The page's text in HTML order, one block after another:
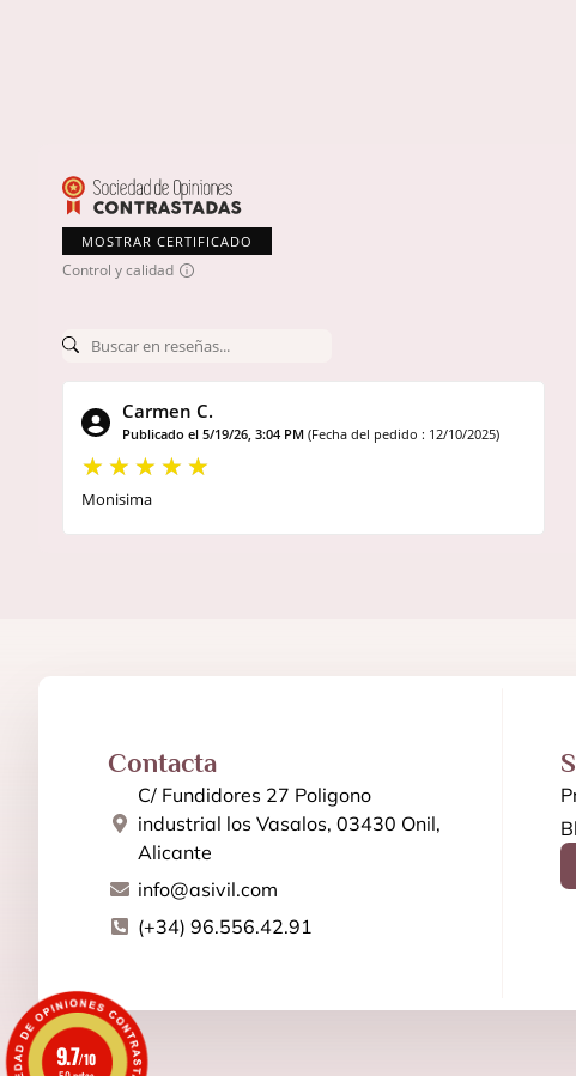
MOSTRAR CERTIFICADO
Control y calidad
Carmen C.
Publicado el 5/19/26, 3:04 PM (Fecha del pedido : 12/10/2025)
Monisima
Contacta
C/ Fundidores 27 Poligono
industrial los Vasalos, 03430 Onil,
Alicante
info@asivil.com
(+34) 96.556.42.91
9.7/10